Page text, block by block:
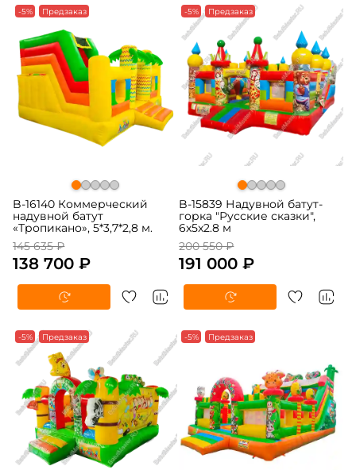
-5% Предзаказ
B-16140 Коммерческий
надувной батут
«Тропикано», 5*3,7*2,8 м.
145 635 ₽
138 700 ₽
-5% Предзаказ
B-15839 Надувной батут-
горка "Русские сказки",
6x5x2.8 м
200 550 ₽
191 000 ₽
-5% Предзаказ -5% Предзаказ